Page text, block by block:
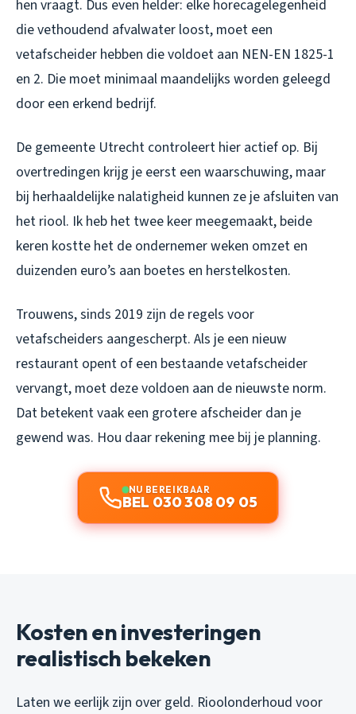
hen vraagt. Dus even helder: elke horecagelegenheid
die vethoudend afvalwater loost, moet een
vetafscheider hebben die voldoet aan NEN-EN 1825-1
en 2. Die moet minimaal maandelijks worden geleegd
door een erkend bedrijf.
De gemeente Utrecht controleert hier actief op. Bij
overtredingen krijg je eerst een waarschuwing, maar
bij herhaaldelijke nalatigheid kunnen ze je afsluiten van
het riool. Ik heb het twee keer meegemaakt, beide
keren kostte het de ondernemer weken omzet en
duizenden euro’s aan boetes en herstelkosten.
Trouwens, sinds 2019 zijn de regels voor
vetafscheiders aangescherpt. Als je een nieuw
restaurant opent of een bestaande vetafscheider
vervangt, moet deze voldoen aan de nieuwste norm.
Dat betekent vaak een grotere afscheider dan je
gewend was. Hou daar rekening mee bij je planning.
NU BEREIKBAAR
BEL 030 308 09 05
Kosten en investeringen
realistisch bekeken
Laten we eerlijk zijn over geld. Rioolonderhoud voor